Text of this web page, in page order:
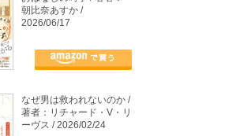
朝比奈あすか /
2026/06/17
なぜ男は救われないのか /
著者：リチャード・V・リ
ーヴス / 2026/02/24